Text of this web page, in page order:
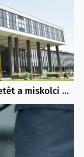
a miskolci …